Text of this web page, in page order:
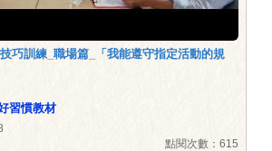
巧訓練_職場篇_「我能遵守指定活動的規
習慣教材
點閱次數：615